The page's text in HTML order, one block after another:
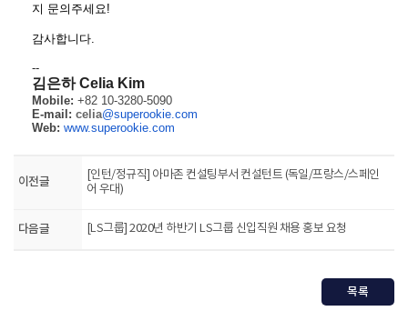
지 문의주세요!
감사합니다.
--
김은하 Celia Kim
Mobile: +82 10-3280-5090
E-mail : celia@superookie.com
Web: www.superookie.com
이전글
[인턴/정규직] 아마존 컨설팅부서 컨설턴트 (독일/프랑스/스페인
어 우대)
다음글 [LS그룹] 2020년 하반기 LS그룹 신입직원 채용 홍보 요청
목록